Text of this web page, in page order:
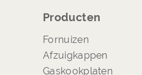
Producten
Fornuizen
Afzuigkappen
Gaskookplaten